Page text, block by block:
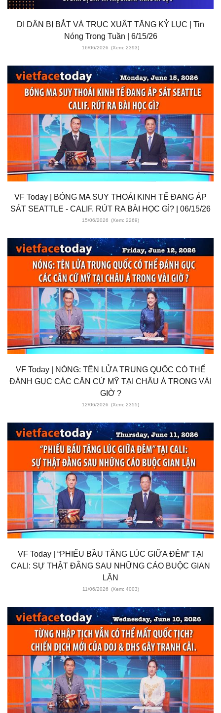
DI DÂN BỊ BẮT VÀ TRỤC XUẤT TĂNG KỶ LỤC | Tin
Nóng Trong Tuần | 6/15/26
16/06/2026 (Xem: 2393)
VF Today | BÓNG MA SUY THOÁI KINH TẾ ĐANG ÁP
SÁT SEATTLE - CALIF. RÚT RA BÀI HỌC GÌ? | 06/15/26
15/06/2026 (Xem: 2269)
VF Today | NÓNG: TÊN LỬA TRUNG QUỐC CÓ THỂ
ĐÁNH GỤC CÁC CĂN CỨ MỸ TẠI CHÂU Á TRONG VÀI
GIỜ ?
12/06/2026 (Xem: 2355)
VF Today | “PHIẾU BẦU TĂNG LÚC GIỮA ĐÊM” TẠI
CALI: SỰ THẬT ĐẰNG SAU NHỮNG CÁO BUỘC GIAN
LẬN
11/06/2026 (Xem: 4003)